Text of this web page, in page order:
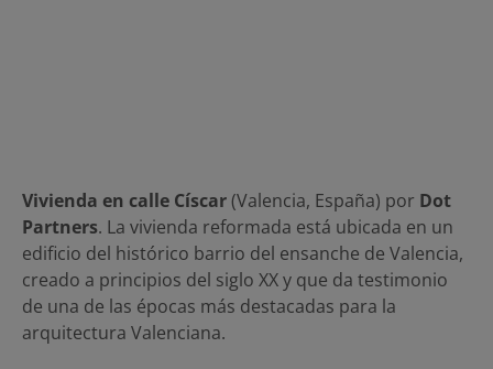
Vivienda en calle Císcar(Valencia, España) por Dot
Partners. La vivienda reformada está ubicada en un
edificio del histórico barrio del ensanche de Valencia,
creado a principios del siglo XX y que da testimonio
de una de las épocas más destacadas para la
arquitectura Valenciana.